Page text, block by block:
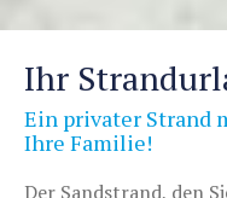
Ihr
Ein privater Strand
Ihre Familie!
Der Sandstrand, den